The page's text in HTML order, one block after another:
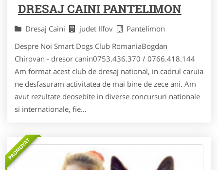
DRESAJ CAINI PANTELIMON
Dresaj Caini judet Ilfov
Pantelimon
Despre Noi Smart Dogs Club RomaniaBogdan
Chirovan - dresor canin0753.436.370 / 0766.418.144
Am format acest club de dresaj national, in cadrul caruia
ne desfasuram activitatea de mai bine de zece ani. Am
avut rezultate deosebite in diverse concursuri nationale
si internationale, fie...
PROMOVAT